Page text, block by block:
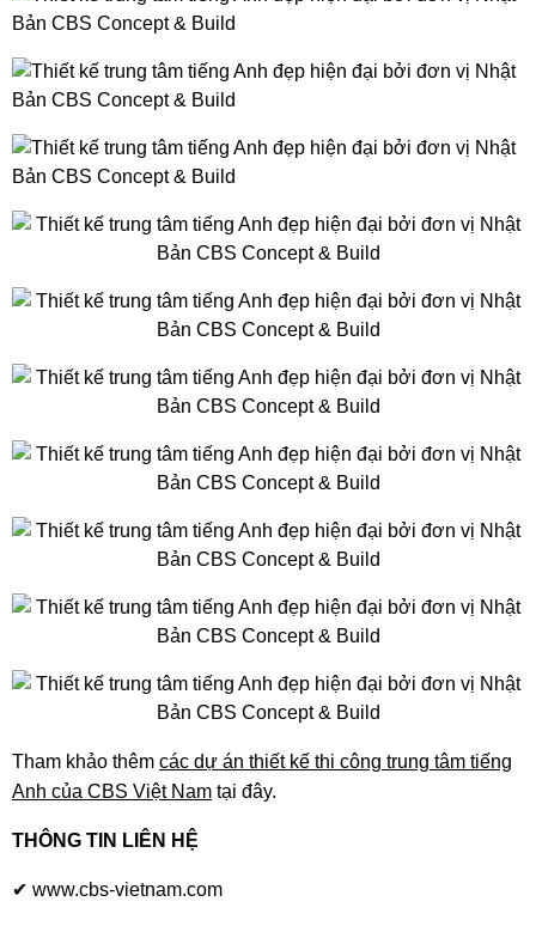
Tham khảo thêm các dự án thiết kế thi công trung tâm tiếng
Anh của CBS Việt Nam tại đây.
THÔNG TIN LIÊN HỆ
✔ www.cbs-vietnam.com